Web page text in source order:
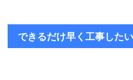
できるだけ早く工事した